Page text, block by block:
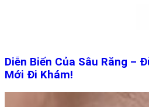
Diễn Biến Của Sâu Răng –
Mới Đi Khám!